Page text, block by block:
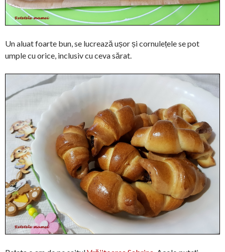
Un aluat foarte bun, se lucrează ușor și cornulețele se pot
umple cu orice, inclusiv cu ceva sărat.